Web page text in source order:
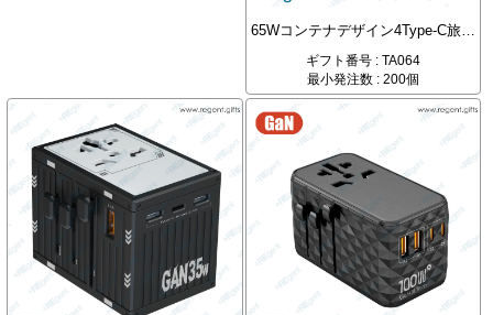
65Wコンテナデザイン4Type-C旅行用プラグ
ギフト番号 : TA064
最小発注数 : 200個